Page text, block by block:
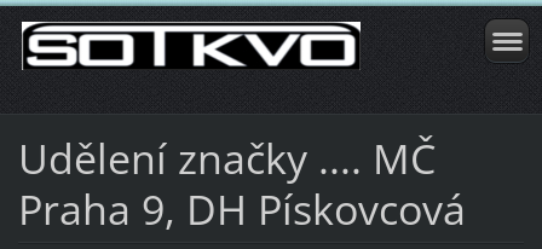
Udělení značky .... MČ
Praha 9, DH Pískovcová